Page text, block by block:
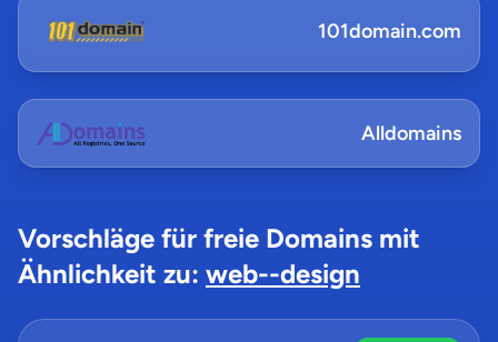
101domain.com
Alldomains
Vorschläge für freie Domains mit
Ähnlichkeit zu: web--design